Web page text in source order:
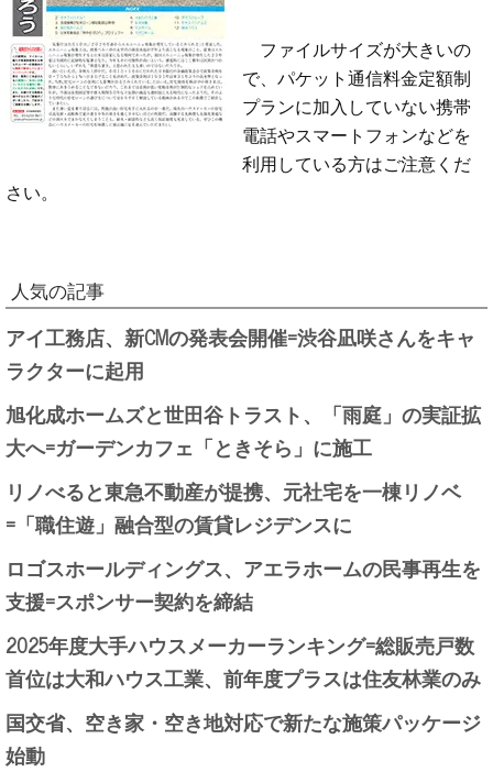
ファイルサイズが大きいの
で、パケット通信料金定額制
プランに加入していない携帯
電話やスマートフォンなどを
利用している方はご注意くだ
さい。
人気の記事
アイ工務店、新CMの発表会開催=渋谷凪咲さんをキャ
ラクターに起用
旭化成ホームズと世田谷トラスト、「雨庭」の実証拡
大へ=ガーデンカフェ「ときそら」に施工
リノべると東急不動産が提携、元社宅を一棟リノベ
=「職住遊」融合型の賃貸レジデンスに
ロゴスホールディングス、アエラホームの民事再生を
支援=スポンサー契約を締結
2025年度大手ハウスメーカーランキング=総販売戸数
首位は大和ハウス工業、前年度プラスは住友林業のみ
国交省、空き家・空き地対応で新たな施策パッケージ
始動